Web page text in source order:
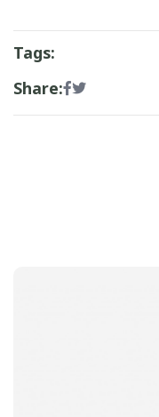
Tags:
Share: